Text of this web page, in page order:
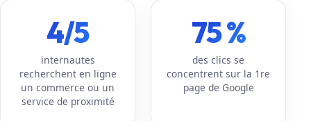
4/5
internautes
recherchent en ligne
un commerce ou un
service de proximité
75 %
des clics se
concentrent sur la 1re
page de Google